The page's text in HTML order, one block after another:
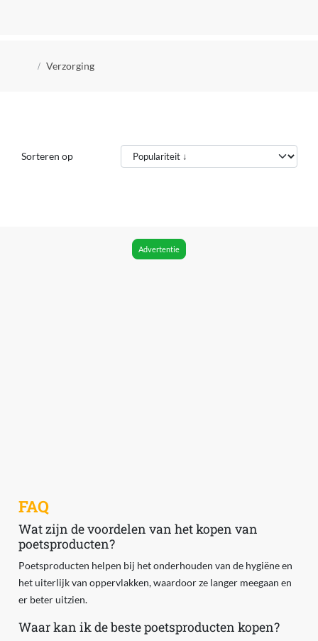
Kruimelpad
Verzorging
Sorteren op
Advertentie
FAQ
Wat zijn de voordelen van het kopen van
poetsproducten?
Poetsproducten helpen bij het onderhouden van de hygiëne en
het uiterlijk van oppervlakken, waardoor ze langer meegaan en
er beter uitzien.
Waar kan ik de beste poetsproducten kopen?